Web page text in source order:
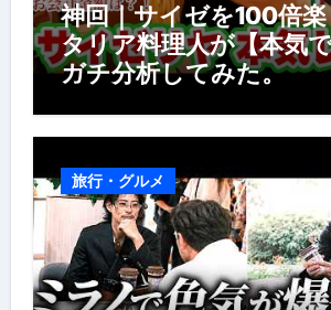
神回｜サイゼを100倍
タリア料理人が【本気
ガチ分析してみた。
旅行・グルメ